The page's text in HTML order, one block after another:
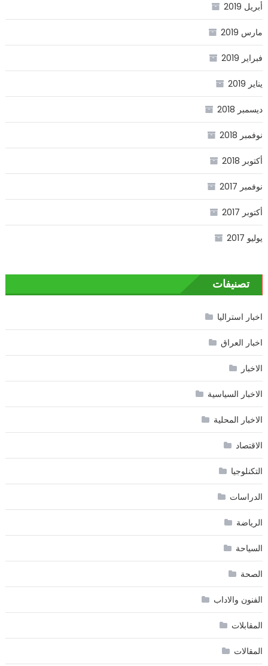
أبريل 2019
مارس 2019
فبراير 2019
يناير 2019
ديسمبر 2018
نوفمبر 2018
أكتوبر 2018
نوفمبر 2017
أكتوبر 2017
يوليو 2017
تصنيفات
اخبار استراليا
اخبار العراق
الاخبار
الاخبار السياسية
الاخبار المحلية
الاقتصاد
التكنلوجيا
الدراسات
الرياضة
السياحة
الصحة
الفنون والاداب
المقابلات
المقالات